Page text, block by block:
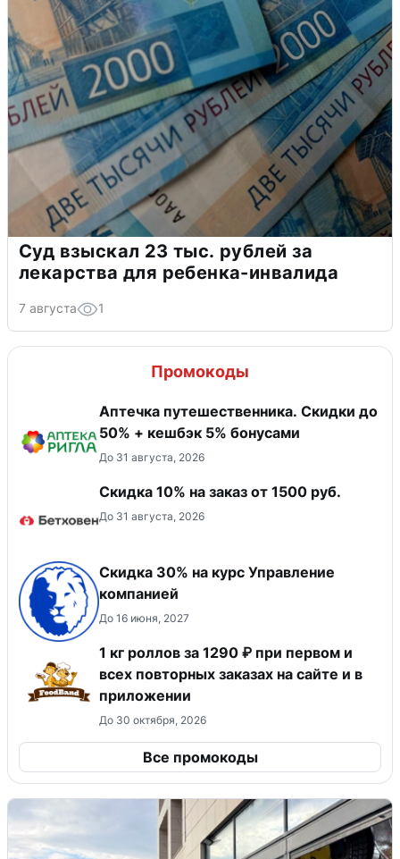
Суд взыскал 23 тыс. рублей за
лекарства для ребенка-инвалида
7 августа 1
Промокоды
Аптечка путешественника. Скидки до
50% + кешбэк 5% бонусами
До 31 августа, 2026
Скидка 10% на заказ от 1500 руб.
До 31 августа, 2026
Скидка 30% на курс Управление
компанией
До 16 июня, 2027
1 кг роллов за 1290 ₽ при первом и
всех повторных заказах на сайте и в
приложении
До 30 октября, 2026
Все промокоды